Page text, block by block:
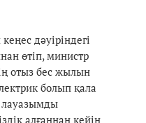
дәуіріндегі
өтіп, министр
отыз бес жылын
болып қала
лауазымды
алғаннан кейін